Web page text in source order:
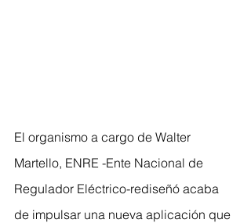
El organismo a cargo de Walter
Martello, ENRE -Ente Nacional de
Regulador Eléctrico-rediseñó acaba
de impulsar una nueva aplicación que